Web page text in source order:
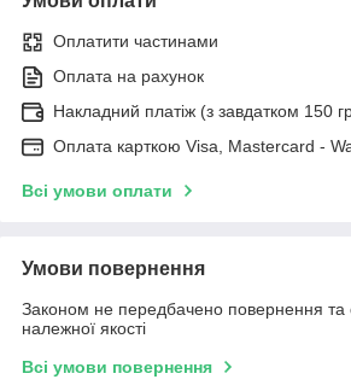
Оплатити частинами
Оплата на рахунок
Накладний платіж (з завдатком 150
Оплата карткою Visa, Mastercard -
Всі умови оплати
Умови повернення
Законом не передбачено повернення та
належної якості
Всі умови повернення